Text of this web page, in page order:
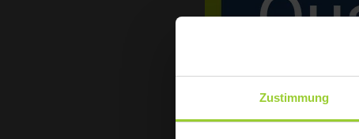
Zustimmung